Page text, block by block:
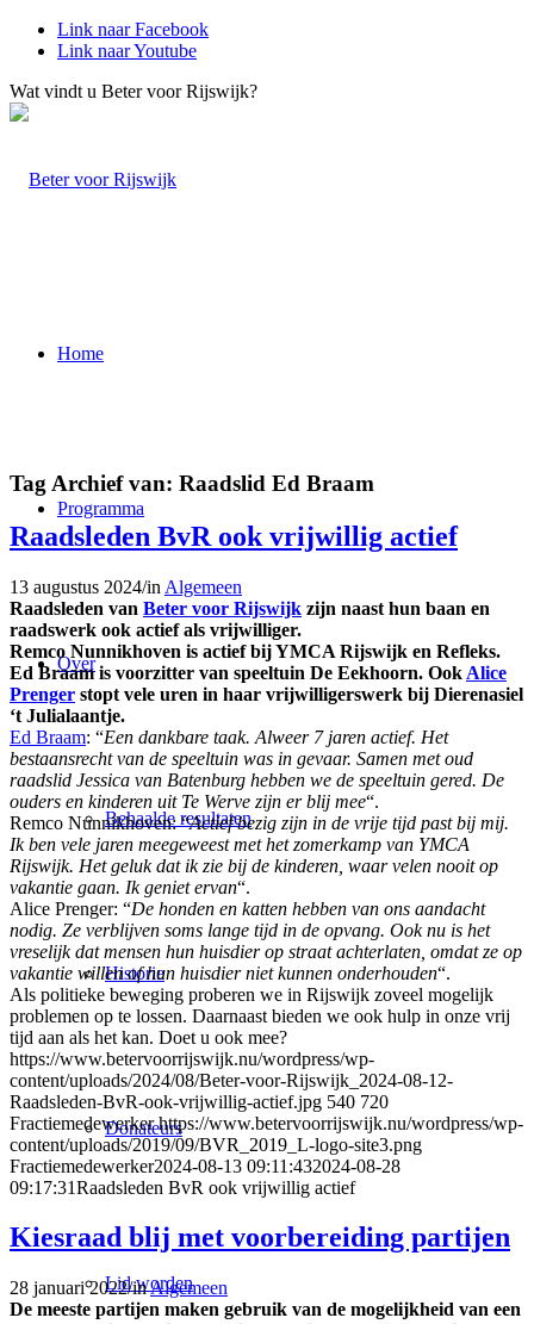
Link naar Facebook
Link naar Youtube
Wat vindt u Beter voor Rijswijk?
Home
Programma
Over
Behaalde resultaten
Historie
Donateurs
Lid worden
Tag Archief van: Raadslid Ed Braam
Raadsleden BvR ook vrijwillig actief
13 augustus 2024/in Algemeen
Raadsleden van Beter voor Rijswijk zijn naast hun baan en
raadswerk ook actief als vrijwilliger.
Remco Nunnikhoven is actief bij YMCA Rijswijk en Refleks.
Ed Braam is voorzitter van speeltuin De Eekhoorn. Ook Alice
Prenger stopt vele uren in haar vrijwilligerswerk bij Dierenasiel
‘t Julialaantje.
Ed Braam: “Een dankbare taak. Alweer 7 jaren actief. Het
bestaansrecht van de speeltuin was in gevaar. Samen met oud
raadslid Jessica van Batenburg hebben we de speeltuin gered. De
ouders en kinderen uit Te Werve zijn er blij mee“.
Remco Nunnikhoven: “Actief bezig zijn in de vrije tijd past bij mij.
Ik ben vele jaren meegeweest met het zomerkamp van YMCA
Rijswijk. Het geluk dat ik zie bij de kinderen, waar velen nooit op
vakantie gaan. Ik geniet ervan“.
Alice Prenger: “De honden en katten hebben van ons aandacht
nodig. Ze verblijven soms lange tijd in de opvang. Ook nu is het
vreselijk dat mensen hun huisdier op straat achterlaten, omdat ze op
vakantie willen of hun huisdier niet kunnen onderhouden“.
Als politieke beweging proberen we in Rijswijk zoveel mogelijk
problemen op te lossen. Daarnaast bieden we ook hulp in onze vrij
tijd aan als het kan. Doet u ook mee?
https://www.betervoorrijswijk.nu/wordpress/wp-
content/uploads/2024/08/Beter-voor-Rijswijk_2024-08-12-
Raadsleden-BvR-ook-vrijwillig-actief.jpg 540 720
Fractiemedewerker https://www.betervoorrijswijk.nu/wordpress/wp-
content/uploads/2019/09/BVR_2019_L-logo-site3.png
Fractiemedewerker2024-08-13 09:11:432024-08-28
09:17:31Raadsleden BvR ook vrijwillig actief
Kiesraad blij met voorbereiding partijen
28 januari 2022/inAlgemeen
De meeste partijen maken gebruik van de mogelijkheid van een